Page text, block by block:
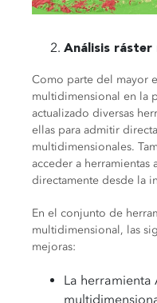
Análisis ráster
Como parte del mayor
multidimensional en la
actualizado diversas
ellas para admitir
multidimensionales.
acceder a herramientas
directamente desde la
En el conjunto de
multidimensional, las
mejoras:
La herramienta